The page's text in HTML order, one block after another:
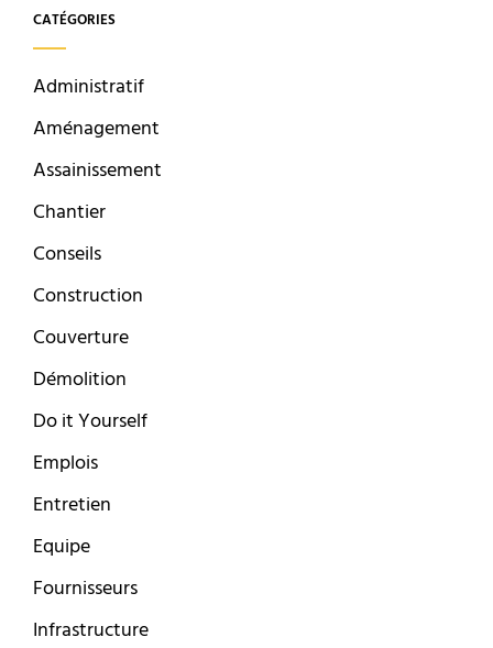
CATÉGORIES
Administratif
Aménagement
Assainissement
Chantier
Conseils
Construction
Couverture
Démolition
Do it Yourself
Emplois
Entretien
Equipe
Fournisseurs
Infrastructure